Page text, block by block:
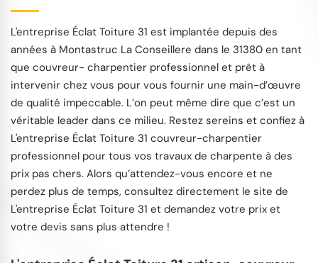
L'entreprise Éclat Toiture 31 est implantée depuis des
années à Montastruc La Conseillere dans le 31380 en tant
que couvreur- charpentier professionnel et prêt à
intervenir chez vous pour vous fournir une main-d’œuvre
de qualité impeccable. L’on peut même dire que c’est un
véritable leader dans ce milieu. Restez sereins et confiez à
L'entreprise Éclat Toiture 31 couvreur-charpentier
professionnel pour tous vos travaux de charpente à des
prix pas chers. Alors qu’attendez-vous encore et ne
perdez plus de temps, consultez directement le site de
L'entreprise Éclat Toiture 31 et demandez votre prix et
votre devis sans plus attendre !